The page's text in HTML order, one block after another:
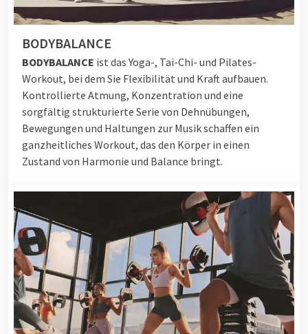
BODYBALANCE
BODYBALANCE ist das Yoga-, Tai-Chi- und Pilates-
Workout, bei dem Sie Flexibilität und Kraft aufbauen.
Kontrollierte Atmung, Konzentration und eine
sorgfältig strukturierte Serie von Dehnübungen,
Bewegungen und Haltungen zur Musik schaffen ein
ganzheitliches Workout, das den Körper in einen
Zustand von Harmonie und Balance bringt.